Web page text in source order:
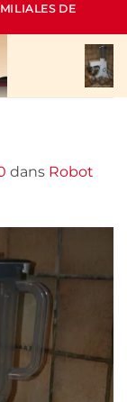
DE
dans Robot